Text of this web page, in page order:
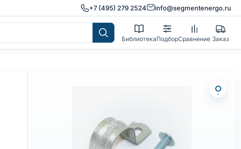
+7 (495) 279 2524 info@segmentenergo.ru
БиблиотекаПодборСравнение Заказ